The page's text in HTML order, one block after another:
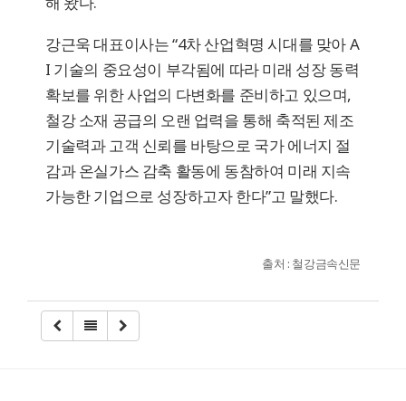
강근욱 대표이사는 “4차 산업혁명 시대를 맞아 A
I 기술의 중요성이 부각됨에 따라 미래 성장 동력
확보를 위한 사업의 다변화를 준비하고 있으며,
철강 소재 공급의 오랜 업력을 통해 축적된 제조
기술력과 고객 신뢰를 바탕으로 국가 에너지 절
감과 온실가스 감축 활동에 동참하여 미래 지속
가능한 기업으로 성장하고자 한다”고 말했다.
출처 : 철강금속신문